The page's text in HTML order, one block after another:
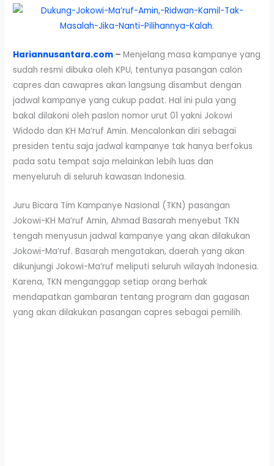
Hariannusantara.com –Menjelang masa kampanye yang
sudah resmi dibuka oleh KPU, tentunya pasangan calon
capres dan cawapres akan langsung disambut dengan
jadwal kampanye yang cukup padat. Hal ini pula yang
bakal dilakoni oleh paslon nomor urut 01 yakni Jokowi
Widodo dan KH Ma’ruf Amin. Mencalonkan diri sebagai
presiden tentu saja jadwal kampanye tak hanya berfokus
pada satu tempat saja melainkan lebih luas dan
menyeluruh di seluruh kawasan Indonesia.
Juru Bicara Tim Kampanye Nasional (TKN) pasangan
Jokowi-KH Ma’ruf Amin, Ahmad Basarah menyebut TKN
tengah menyusun jadwal kampanye yang akan dilakukan
Jokowi-Ma’ruf. Basarah mengatakan, daerah yang akan
dikunjungi Jokowi-Ma’ruf meliputi seluruh wilayah Indonesia.
Karena, TKN menganggap setiap orang berhak
mendapatkan gambaran tentang program dan gagasan
yang akan dilakukan pasangan capres sebagai pemilih.